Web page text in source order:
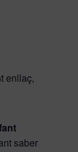
enllaç,
saber